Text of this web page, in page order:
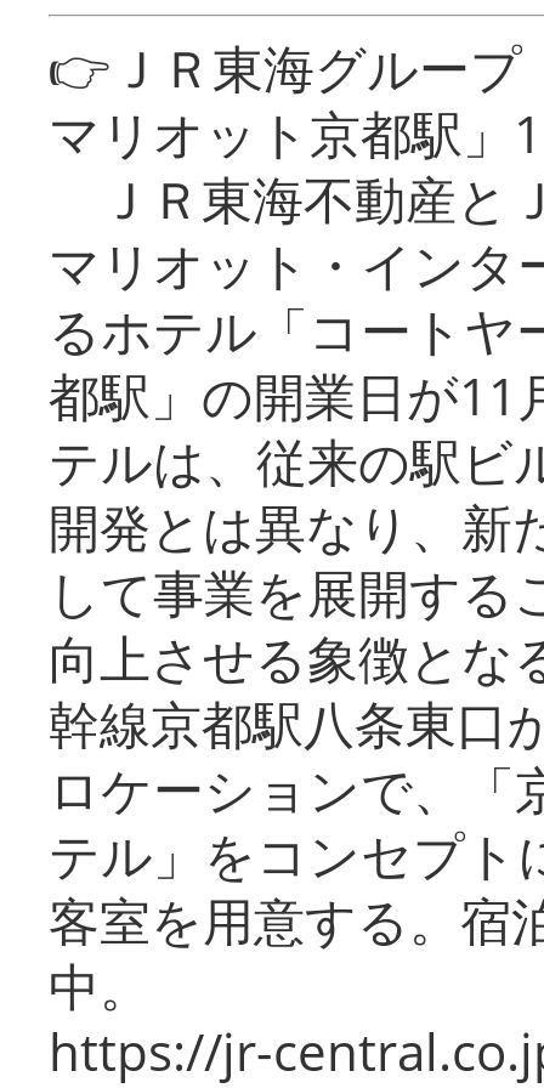
👉ＪＲ東海グルー
マリオット京都駅」
ＪＲ東海不動産と
マリオット・インタ
るホテル「コートヤ
都駅」の開業日が11
テルは、従来の駅ビ
開発とは異なり、新
して事業を展開する
向上させる象徴とな
幹線京都駅八条東口
ロケーションで、「
テル」をコンセプト
客室を用意する。宿
中。
https://jr-